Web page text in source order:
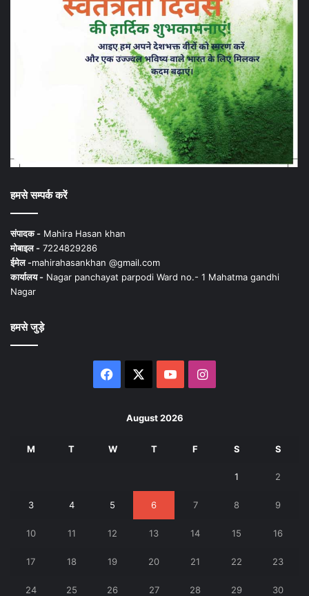
हमसे सम्पर्क करें
संपादक - Mahira Hasan khan
मोबाइल - 7224829286
ईमेल -mahirahasankhan @gmail.com
कार्यालय - Nagar panchayat parpodi Ward no.- 1 Mahatma gandhi
Nagar
हमसे जुड़े
Facebook YouTubeInstagram
August 2026
M T W T F S S
1 2
3 4 5 6 7 8 9
10 11 12 13 14 15 16
17 18 19 20 21 22 23
24 25 26 27 28 29 30